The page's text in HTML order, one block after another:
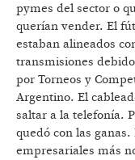
pymes del sector o
querían vender. El
estaban alineados
transmisiones
por Torneos y
Argentino. El
saltar a la telefonía.
quedó con las
empresariales más